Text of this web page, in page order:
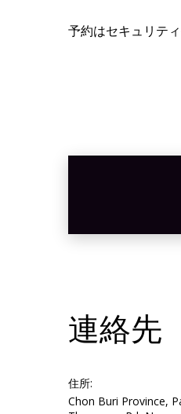
予約はセキュリテ
連絡先
住所:
Chon Buri Province,